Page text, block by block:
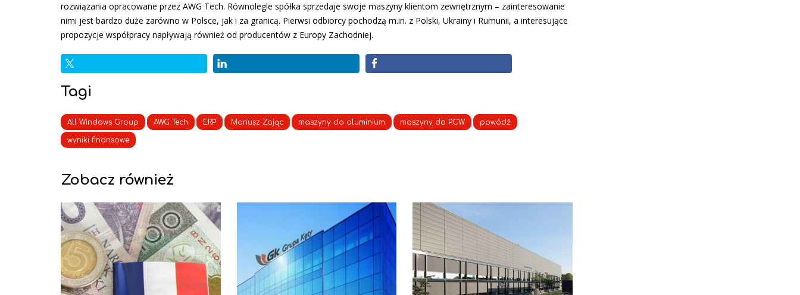
rozwiązania opracowane przez AWG Tech. Równolegle spółka sprzedaje swoje maszyny klientom zewnętrznym – zainteresowanie
nimi jest bardzo duże zarówno w Polsce, jak i za granicą. Pierwsi odbiorcy pochodzą m.in. z Polski, Ukrainy i Rumunii, a interesujące
propozycje współpracy napływają również od producentów z Europy Zachodniej.
Tagi
All Windows Group AWG Tech ERP Mariusz Zając maszyny do aluminium maszyny do PCW powódź
wyniki finansowe
Zobacz również